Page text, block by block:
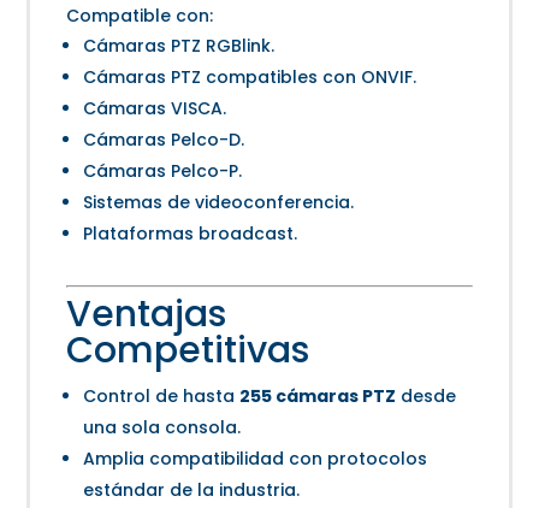
Compatible con:
Cámaras PTZ RGBlink.
Cámaras PTZ compatibles con ONVIF.
Cámaras VISCA.
Cámaras Pelco-D.
Cámaras Pelco-P.
Sistemas de videoconferencia.
Plataformas broadcast.
Ventajas
Competitivas
Control de hasta 255 cámaras PTZ desde
una sola consola.
Amplia compatibilidad con protocolos
estándar de la industria.